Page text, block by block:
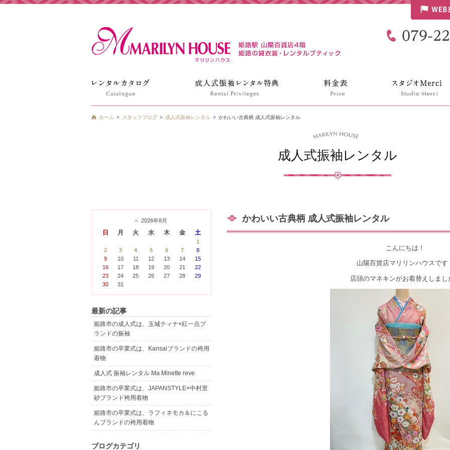
ホーム スタッフブログ 成人式振袖レンタル かわいい古典柄 成人式振袖レンタル
成人式振袖レンタル
かわいい古典柄 成人式振袖レンタル
こんにちは！
山陽百貨店マリリンハウスです
店頭のマネキンがお着替えしま
« 2026年8月
日 月 火 水 木 金 土
1
2
3 4 5 6 7
8
9
10 11 12 13 14
15
16
17 18 19 20 21
22
23
24 25 26 27 28
29
30
31
最新の記事
姫路市の成人式は、玉城ティナ×紅一点ブ
ランドの振袖
姫路市の卒業式は、Kansaiブランドの袴用
着物
成人式 振袖レンタル Ma Minette reve
姫路市の卒業式は、JAPANSTYLE×中村里
砂ブランド袴用着物
姫路市の卒業式は、ラフィネモカ＆にこる
んブランドの袴用着物
ブログカテゴリ